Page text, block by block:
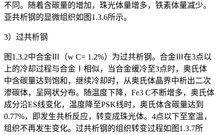
不同。随着含碳量的增加，珠光体量增多，铁素体量减少。
亚共析钢的显微组织如图1.3.6所示。
3）过共析钢
图1.3.2中合金Ⅲ（w C= 1.2%）为过共析钢。合金Ⅲ在3点以
上的冷却过程与合金Ⅰ相似，当合金缓冷至3点时，奥氏体
中含碳量达到饱和，继续冷却时，从奥氏体晶界中析出二次
渗碳体，呈网状分布。随温度下降，Fe3 C不断增多，奥氏体
成分沿ES线变化，温度降至PSK线时，奥氏体含碳量达到
0.77%，即发生共析反应，转变成珠光体。4点以下至室温，
组织不再发生变化。过共析钢的组织转变过程如图1.3.7所